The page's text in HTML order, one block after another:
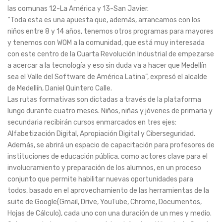
las comunas 12-La América y 13-San Javier.
“Toda esta es una apuesta que, además, arrancamos con los
niños entre 8 y 14 años, tenemos otros programas para mayores
y tenemos con WOM a la comunidad, que está muy interesada
con este centro de la Cuarta Revolución Industrial de empezarse
a acercar a la tecnología y eso sin duda va a hacer que Medellín
sea el Valle del Software de América Latina”, expresó el alcalde
de Medellín, Daniel Quintero Calle.
Las rutas formativas son dictadas a través de la plataforma
Iungo durante cuatro meses. Niños, niñas y jóvenes de primaria y
secundaria recibirán cursos enmarcados en tres ejes:
Alfabetización Digital, Apropiación Digital y Ciberseguridad.
Además, se abrirá un espacio de capacitación para profesores de
instituciones de educación pública, como actores clave para el
involucramiento y preparación de los alumnos, en un proceso
conjunto que permite habilitar nuevas oportunidades para
todos, basado en el aprovechamiento de las herramientas de la
suite de Google(Gmail, Drive, YouTube, Chrome, Documentos,
Hojas de Cálculo), cada uno con una duración de un mes y medio.